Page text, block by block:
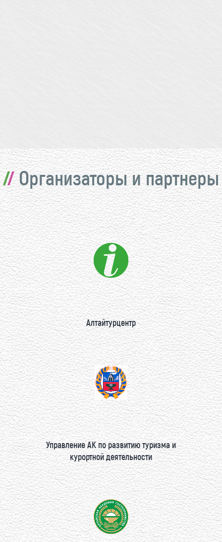
Организаторы и партнеры
Алтайтурцентр
Управление АК по развитию туризма и
курортной деятельности